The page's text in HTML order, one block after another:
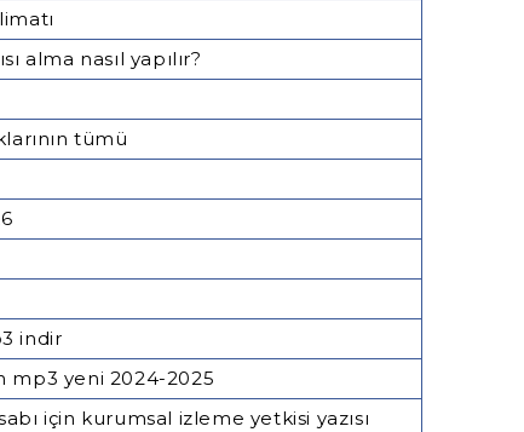
alma nasıl yapılır?
tümü
indir
mp3 yeni 2024-2025
için kurumsal izleme yetkisi yazısı